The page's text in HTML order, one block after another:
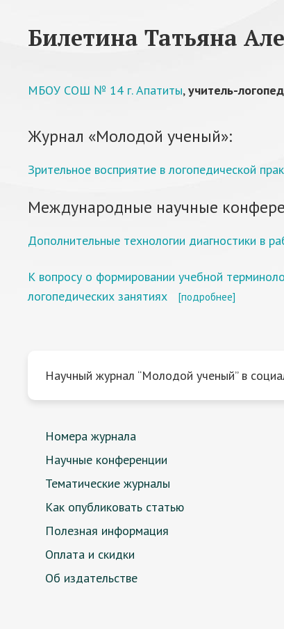
Билетина Татьяна
МБОУ СОШ № 14 г. Апатиты,учитель-логопед
Журнал «Молодой ученый»:
Зрительное восприятие в логопедической
Международные научные
Дополнительные технологии диагностики в
К вопросу о формировании учебной
логопедических занятиях
[подробнее]
Научный журнал “Молодой ученый” в
Номера журнала
Научные конференции
Тематические журналы
Как опубликовать статью
Полезная информация
Оплата и скидки
Об издательстве